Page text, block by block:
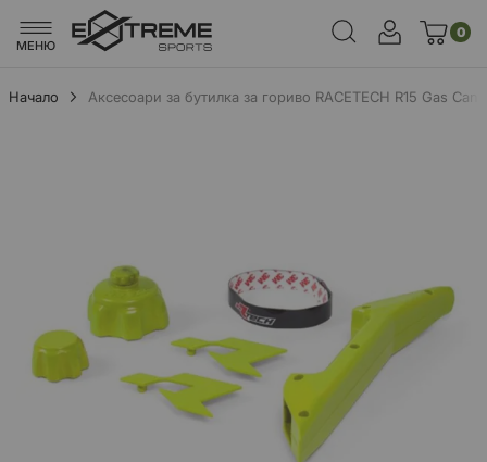
МЕНЮ
0
Начало
Аксесоари за бутилка за гориво RACETECH R15 Gas